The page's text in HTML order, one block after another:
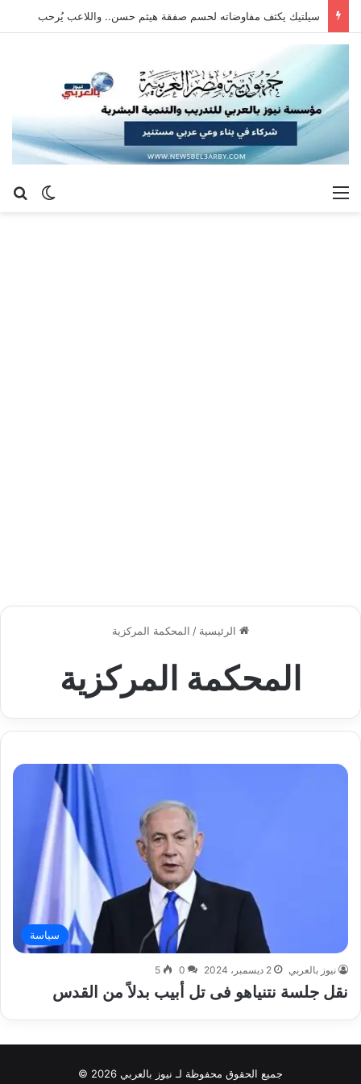
سيلتيك يكثف مفاوضاته لحسم صفقة هيثم حسن.. واللاعب يُرحب
الوضع القائمة
الرئيسية / المحكمة المركزية
المحكمة المركزية
سياسة
نيوز بالعربي 2 ديسمبر، 2024 0
5
نقل جلسة نتنياهو فى تل أبيب بدلاً من القدس
جميع الحقوق محفوظة لـ نيوز بالعربي 2026 ©